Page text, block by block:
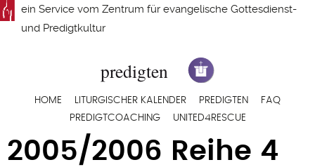
Direkt
zum
ein Service vom Zentrum für evangelische Gottesdienst-
und Predigtkultur
Hauptnavigation
HOME LITURGISCHER KALENDER PREDIGTEN
FAQ
PREDIGTCOACHING
UNITED4RESCUE
2005/2006 Reihe 4